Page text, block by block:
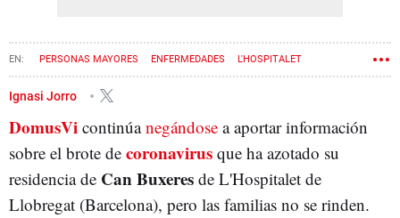
PERSONAS MAYORES ENFERMEDADES L'HOSPITALET
RESIDENCIAS CORONAVIRUS
Ignasi Jorro
DomusVi continúanegándose a aportar información
sobre el brote de coronavirus que ha azotado su
residencia de Can Buxeres de L'Hospitalet de
Llobregat (Barcelona), pero las familias no se rinden.